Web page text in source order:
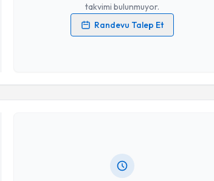
takvimi bulunmuyor.
Randevu Talep Et
Kişisel verilerimin işlenmesine ilişkinAydınlatma Metni
Takvim Talebini Gönder